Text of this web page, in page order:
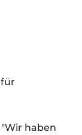
haben